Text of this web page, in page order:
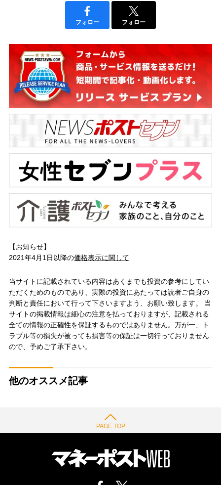
フォロー フォロー
【お知らせ】
2021年4月1日以降の価格表示に関して
当サイトに記載されている内容はあくまでも投資の参考にしてい
ただくためのものであり、実際の投資にあたっては読者ご自身の
判断と責任において行って下さいますよう、お願い致します。 当
サイトの掲載情報は細心の注意を払っておりますが、記載される
全ての情報の正確性を保証するものではありません。万が一、ト
ラブル等の損失が被っても損害等の保証は一切行っておりません
ので、予めご了承下さい。
他のオススメ記事
PAGE TOP